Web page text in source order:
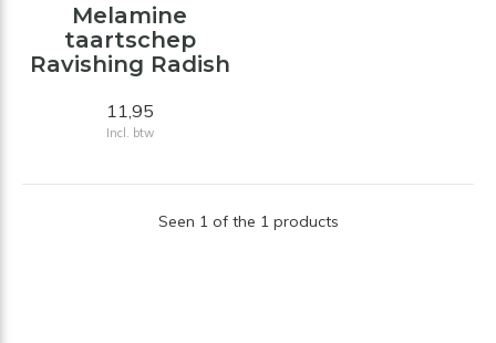
Melamine
taartschep
Ravishing Radish
11,95
Incl. btw
Seen 1 of the 1 products